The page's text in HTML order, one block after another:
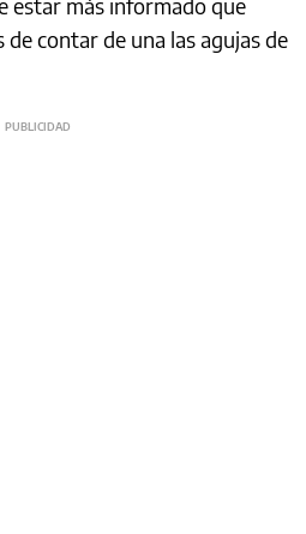
estar más informado que
contar de una las agujas de